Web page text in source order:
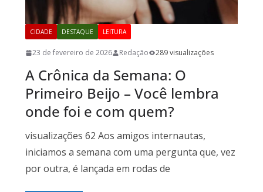
CIDADE DESTAQUE LEITURA
23 de fevereiro de 2026 Redação 289 visualizações
A Crônica da Semana: O
Primeiro Beijo – Você lembra
onde foi e com quem?
visualizações 62 Aos amigos internautas,
iniciamos a semana com uma pergunta que, vez
por outra, é lançada em rodas de